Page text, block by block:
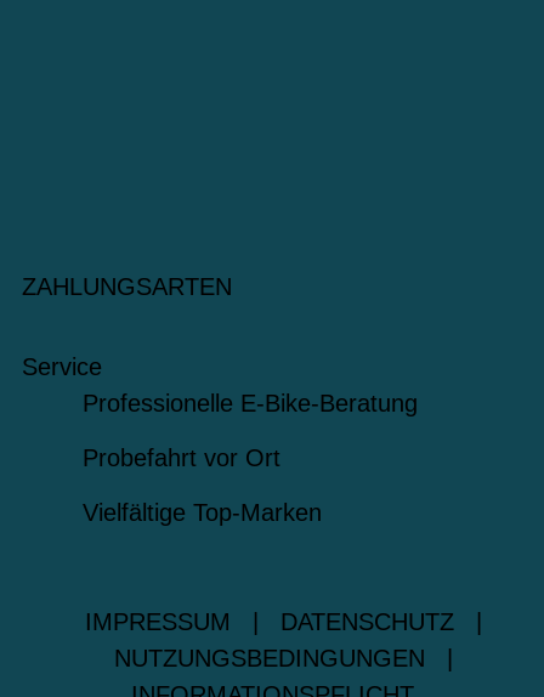
ZAHLUNGSARTEN
Service
Professionelle E-Bike-Beratung
Probefahrt vor Ort
Vielfältige Top-Marken
IMPRESSUM DATENSCHUTZ
NUTZUNGSBEDINGUNGEN